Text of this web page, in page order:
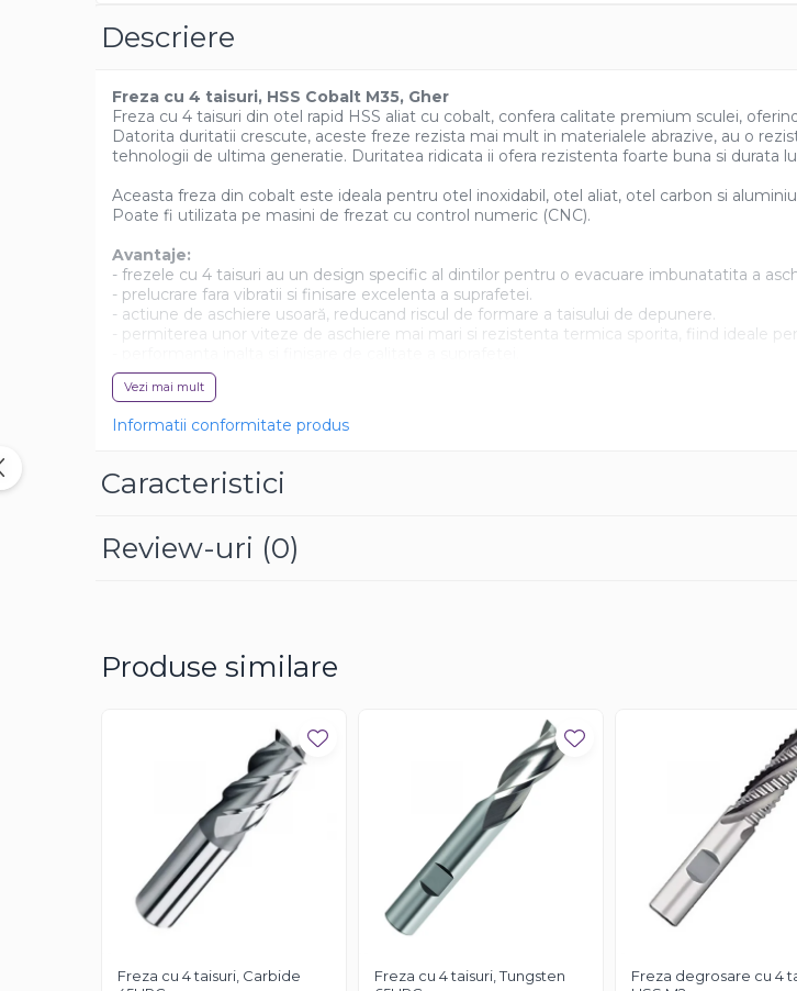
Casa si exterior
Intretinere suprafete
Solutii curatat podele
Descriere
Freza cu 4 taisuri, HSS Cobalt M35, Gher
Freza cu 4 taisuri din otel rapid HSS aliat cu cobalt, confera calitate premium sculei,
Datorita duritatii crescute, aceste freze rezista mai mult in materialele abrazive, au o
tehnologii de ultima generatie. Duritatea ridicata ii ofera rezistenta foarte buna si durata
Aceasta freza din cobalt este ideala pentru otel inoxidabil, otel aliat, otel carbon si
Poate fi utilizata pe masini de frezat cu control numeric (CNC).
Avantaje:
- frezele cu 4 taisuri au un design specific al dintilor pentru o evacuare imbunatatita a
- prelucrare fara vibratii si finisare excelenta a suprafetei.
- actiune de aschiere usoară, reducand riscul de formare a taisului de depunere.
- permiterea unor viteze de aschiere mai mari si rezistenta termica sporita, fiind ideale
Vezi mai mult
Informatii conformitate produs
Caracteristici
Review-uri (0)
Produse similare
Freza cu 4 taisuri, Carbide
Freza cu 4 taisuri, Tungsten
Freza degrosare cu 4